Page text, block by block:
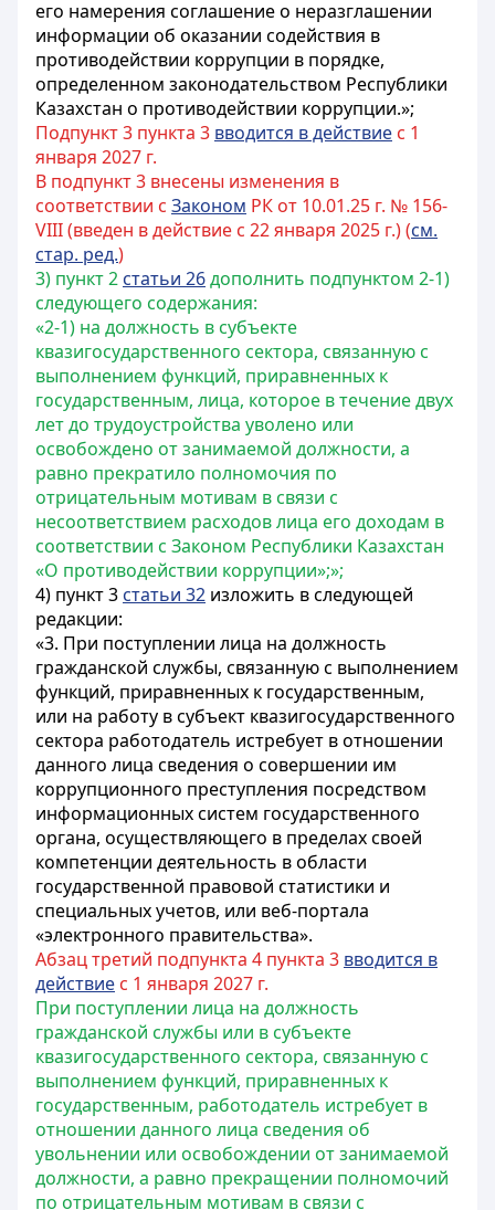
его намерения соглашение о неразглашении
информации об оказании содействия в
противодействии коррупции в порядке,
определенном законодательством Республики
Казахстан о противодействии коррупции.»;
Подпункт 3 пункта 3 вводится в действие с 1
января 2027 г.
В подпункт 3 внесены изменения в
соответствии с Законом РК от 10.01.25 г. № 156-
VIII (введен в действие с 22 января 2025 г.) (см.
стар. ред.)
3) пункт 2 статьи 26дополнить подпунктом 2-1)
следующего содержания:
«2-1) на должность в субъекте
квазигосударственного сектора, связанную с
выполнением функций, приравненных к
государственным, лица, которое в течение двух
лет до трудоустройства уволено или
освобождено от занимаемой должности, а
равно прекратило полномочия по
отрицательным мотивам в связи с
несоответствием расходов лица его доходам в
соответствии с Законом Республики Казахстан
«О противодействии коррупции»;»;
4) пункт 3 статьи 32 изложить в следующей
редакции:
«3. При поступлении лица на должность
гражданской службы, связанную с выполнением
функций, приравненных к государственным,
или на работу в субъект квазигосударственного
сектора работодатель истребует в отношении
данного лица сведения о совершении им
коррупционного преступления посредством
информационных систем государственного
органа, осуществляющего в пределах своей
компетенции деятельность в области
государственной правовой статистики и
специальных учетов, или веб-портала
«электронного правительства».
Абзац третий подпункта 4 пункта 3 вводится в
действие с 1 января 2027 г.
При поступлении лица на должность
гражданской службы или в субъекте
квазигосударственного сектора, связанную с
выполнением функций, приравненных к
государственным, работодатель истребует в
отношении данного лица сведения об
увольнении или освобождении от занимаемой
должности, а равно прекращении полномочий
по отрицательным мотивам в связи с